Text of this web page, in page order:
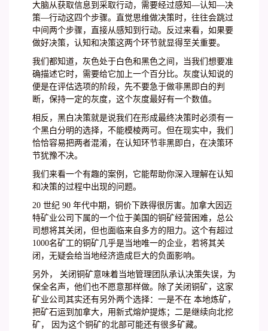
大脑从获取信息到采取行动，需要经过感知—认知—决
策—行动这四个步骤。直觉思维做决策时，往往会跳过
中间两个步骤，直接从感知到行动。反过来看，如果要
做好决策，认知和决策这两个环节就显得至关重要。
我们都知道，灰色处于白色和黑色之间，当我们想要准
确描述它时，需要给它加上一个百分比。灰度认知说的
便是在评估选项的阶段，先不要急于做非黑即白的判
断，保持一定的灰度，这个灰度最好有一个数值。
相反，黑白决策就是说我们在形成最终决策时必须有一
个黑白分明的选择，不能模棱两可。但在现实中，我们
恰恰容易把两者混淆，在认知环节非黑即白，在决策环
节犹豫不决。
我们来看一个有趣的案例，它能帮助你深入理解在认知
和决策的过程中出现的问题。
20 世纪 90 年代中期，铜价下跌得很厉害。加拿大因迈
特矿业公司下属的一个位于美国的铜矿经营困难，总公
司想将其关闭，但也面临来自多方的阻力。这个有超过
1000名矿工的铜矿几乎是当地唯一的企业，若将其关
闭，无疑会给当地经济造成巨大的负面影响。
另外， 关闭铜矿意味着当地管理团队承认决策失误，为
保全名声，他们也不愿意那样做。除了关闭铜矿，这家
矿业公司其实还有另外两个选择：一是不在 本地炼矿，
把矿石运到加拿大，用新式熔炉提炼；二是继续向北挖
矿， 因为这个铜矿的北部可能还有很多矿藏。